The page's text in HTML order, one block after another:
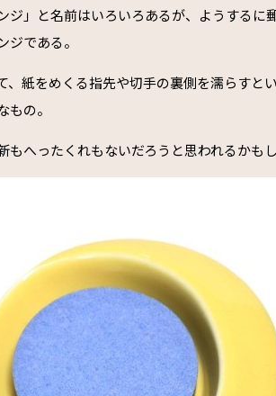
ジ」と名前はいろいろあるが、ようするに
ジである。
、紙をめくる指先や切手の裏側を濡らすと
の。
もへったくれもないだろうと思われるかも